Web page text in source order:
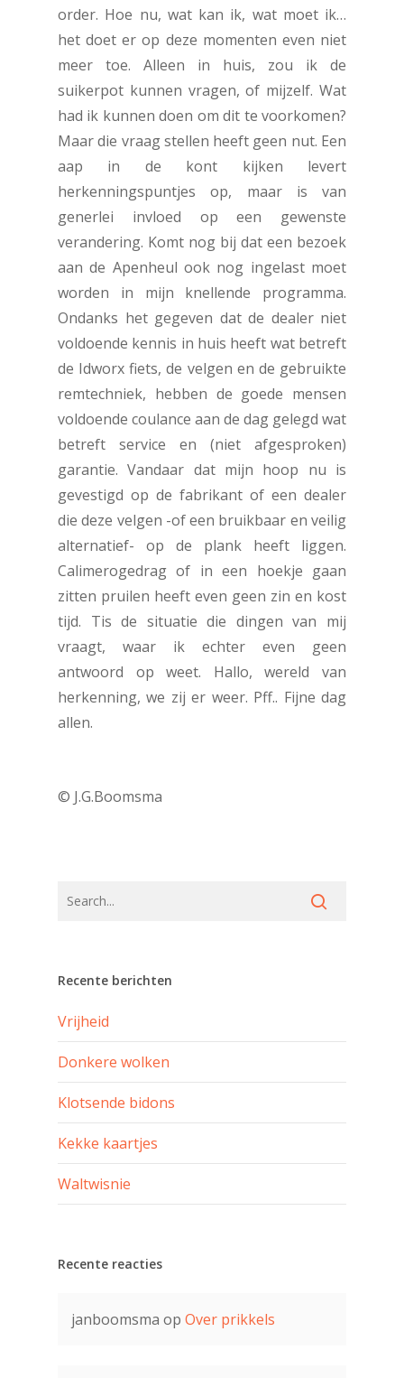
order. Hoe nu, wat kan ik, wat moet ik…
het doet er op deze momenten even niet
meer toe. Alleen in huis, zou ik de
suikerpot kunnen vragen, of mijzelf. Wat
had ik kunnen doen om dit te voorkomen?
Maar die vraag stellen heeft geen nut. Een
aap in de kont kijken levert
herkenningspuntjes op, maar is van
generlei invloed op een gewenste
verandering. Komt nog bij dat een bezoek
aan de Apenheul ook nog ingelast moet
worden in mijn knellende programma.
Ondanks het gegeven dat de dealer niet
voldoende kennis in huis heeft wat betreft
de Idworx fiets, de velgen en de gebruikte
remtechniek, hebben de goede mensen
voldoende coulance aan de dag gelegd wat
betreft service en (niet afgesproken)
garantie. Vandaar dat mijn hoop nu is
gevestigd op de fabrikant of een dealer
die deze velgen -of een bruikbaar en veilig
alternatief- op de plank heeft liggen.
Calimerogedrag of in een hoekje gaan
zitten pruilen heeft even geen zin en kost
tijd. Tis de situatie die dingen van mij
vraagt, waar ik echter even geen
antwoord op weet. Hallo, wereld van
herkenning, we zij er weer. Pff.. Fijne dag
allen.
© J.G.Boomsma
Recente berichten
Vrijheid
Donkere wolken
Klotsende bidons
Kekke kaartjes
Waltwisnie
Recente reacties
janboomsma op Over prikkels